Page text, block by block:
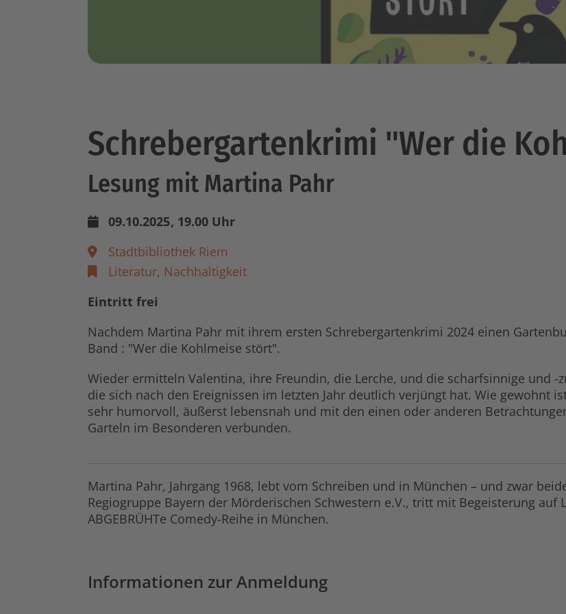
Schrebergartenkrimi "Wer die
Lesung mit Martina Pahr
09.10.2025, 19.00 Uhr
Stadtbibliothek Riem
Literatur, Nachhaltigkeit
Eintritt frei
Nachdem Martina Pahr mit ihrem ersten Schrebergartenkrimi 2024 einen
Band : "Wer die Kohlmeise stört".
Wieder ermitteln Valentina, ihre Freundin, die Lerche, und die scharfsinnige und -
die sich nach den Ereignissen im letzten Jahr deutlich verjüngt hat. Wie gewohnt
sehr humorvoll, äußerst lebensnah und mit den einen oder anderen
Garteln im Besonderen verbunden.
Martina Pahr, Jahrgang 1968, lebt vom Schreiben und in München – und zwar
Regiogruppe Bayern der Mörderischen Schwestern e.V., tritt mit Begeisterung
ABGEBRÜHTe Comedy-Reihe in München.
Informationen zur Anmeldung